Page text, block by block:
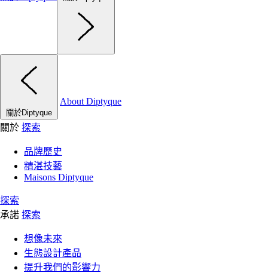
關於Diptyque
About Diptyque
關於 探索
品牌歷史
精湛技藝
Maisons Diptyque
探索
承諾 探索
想像未來
生態設計產品
提升我們的影響力